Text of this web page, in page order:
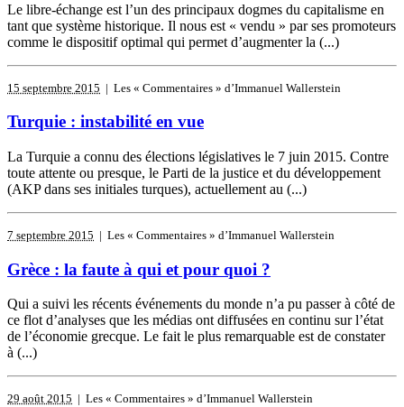
Le libre-échange est l’un des principaux dogmes du capitalisme en
tant que système historique. Il nous est « vendu » par ses promoteurs
comme le dispositif optimal qui permet d’augmenter la (...)
15 septembre 2015 | Les « Commentaires » d’Immanuel Wallerstein
Turquie : instabilité en vue
La Turquie a connu des élections législatives le 7 juin 2015. Contre
toute attente ou presque, le Parti de la justice et du développement
(AKP dans ses initiales turques), actuellement au (...)
7 septembre 2015 | Les « Commentaires » d’Immanuel Wallerstein
Grèce : la faute à qui et pour quoi ?
Qui a suivi les récents événements du monde n’a pu passer à côté de
ce flot d’analyses que les médias ont diffusées en continu sur l’état
de l’économie grecque. Le fait le plus remarquable est de constater
à (...)
29 août 2015 | Les « Commentaires » d’Immanuel Wallerstein